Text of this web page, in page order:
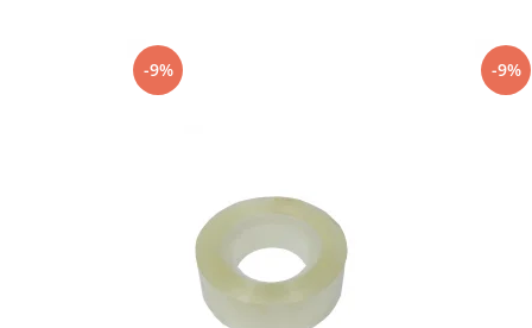
-9% -9%